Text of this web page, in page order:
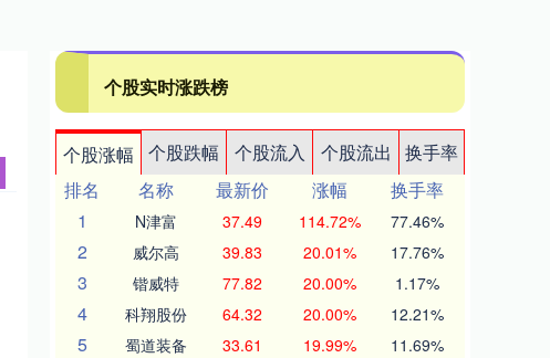
个股实时涨跌榜
个股涨幅 个股跌幅 个股流入 个股流出
换手率
排名
名称 最新价 涨幅
换手率
1
N津富 37.49 114.72% 77.46%
2 威尔高 39.83 20.01% 17.76%
3 锴威特 77.82 20.00% 1.17%
4 科翔股份 64.32 20.00% 12.21%
5 蜀道装备 33.61 19.99% 11.69%